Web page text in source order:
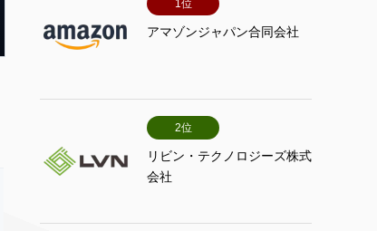
1位
アマゾンジャパン合同会社
2位
リビン・テクノロジーズ株式
会社